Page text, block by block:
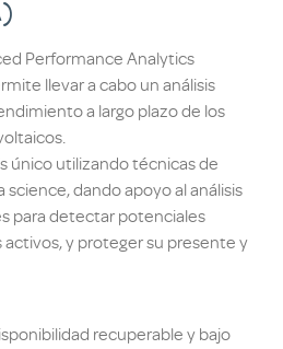
Performance Analytics
llevar a cabo un análisis
a largo plazo de los
único utilizando técnicas de
science, dando apoyo al análisis
para detectar potenciales
activos, y proteger su presente y
recuperable y bajo